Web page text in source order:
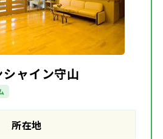
ャイン守山
所在地